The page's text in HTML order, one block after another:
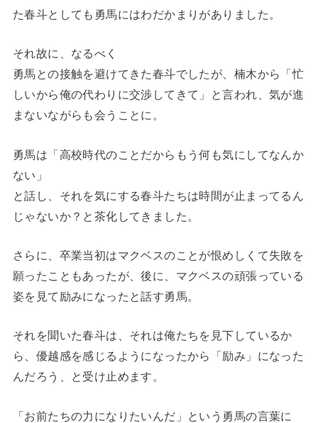
た春斗としても勇馬にはわだかまりがありました。
それ故に、なるべく
勇馬との接触を避けてきた春斗でしたが、楠木から「忙
しいから俺の代わりに交渉してきて」と言われ、気が進
まないながらも会うことに。
勇馬は「高校時代のことだからもう何も気にしてなんか
ない」
と話し、それを気にする春斗たちは時間が止まってるん
じゃないか？と茶化してきました。
さらに、卒業当初はマクベスのことが恨めしくて失敗を
願ったこともあったが、後に、マクベスの頑張っている
姿を見て励みになったと話す勇馬。
それを聞いた春斗は、それは俺たちを見下しているか
ら、優越感を感じるようになったから「励み」になった
んだろう、と受け止めます。
「お前たちの力になりたいんだ」という勇馬の言葉に